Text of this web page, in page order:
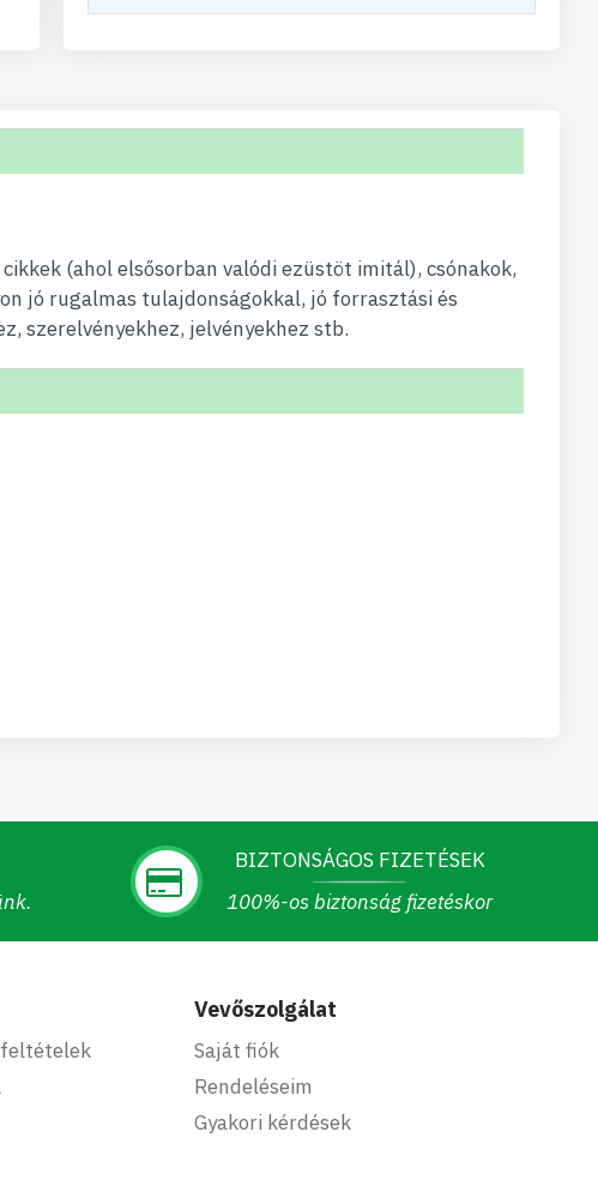
(ahol elsősorban valódi ezüstöt imitál), csónakok,
jó rugalmas tulajdonságokkal, jó forrasztási és
szerelvényekhez, jelvényekhez stb.
BIZTONSÁGOS FIZETÉSEK
100%-os biztonság fizetéskor
Vevőszolgálat
Saját fiók
Rendeléseim
Gyakori kérdések